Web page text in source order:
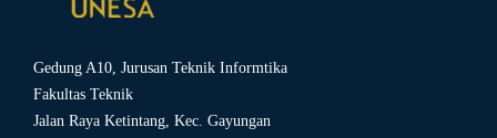
Gedung A10, Jurusan Teknik Informtika
Fakultas Teknik
Jalan Raya Ketintang, Kec. Gayungan